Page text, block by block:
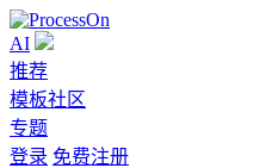
AI
推荐
模板社区
专题
登录 免费注册